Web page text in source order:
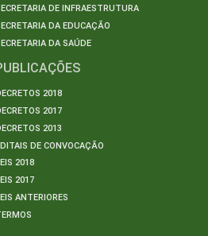
DE INFRAESTRUTURA
DA EDUCAÇÃO
DA SAÚDE
2018
2017
2013
DE CONVOCAÇÃO
2018
2017
ANTERIORES